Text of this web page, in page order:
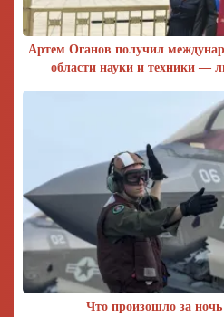
Артем Оганов получил
области науки и техники —
Что произошло за